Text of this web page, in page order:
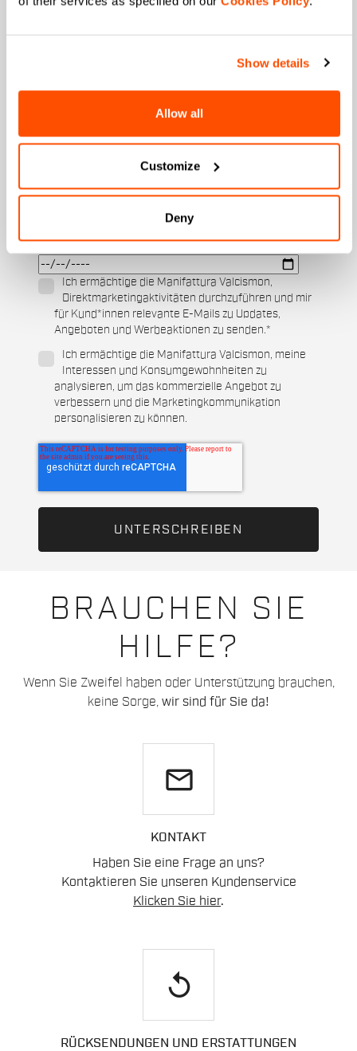
Show details
Allow all
Customize
Deny
BRAUCHEN SIE
HILFE?
Wenn Sie Zweifel haben oder Unterstützung brauchen,
keine Sorge, wir sind für Sie da!
email
KONTAKT
Haben Sie eine Frage an uns?
Kontaktieren Sie unseren Kundenservice
Klicken Sie hier.
replay
RÜCKSENDUNGEN UND ERSTATTUNGEN
Herren
Für welche Sportarten interessieren Sie sich?
Ich ermächtige die Manifattura Valcismon,
Direktmarketingaktivitäten durchzuführen und mir
für Kund*innen relevante E-Mails zu Updates,
Angeboten und Werbeaktionen zu senden.*
Ich ermächtige die Manifattura Valcismon, meine
Interessen und Konsumgewohnheiten zu
analysieren, um das kommerzielle Angebot zu
verbessern und die Marketingkommunikation
personalisieren zu können.